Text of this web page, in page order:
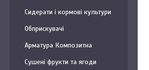
Сидерати і кормові культури
Обприскувачі
Арматура Композитна
Сушені фрукти та ягоди